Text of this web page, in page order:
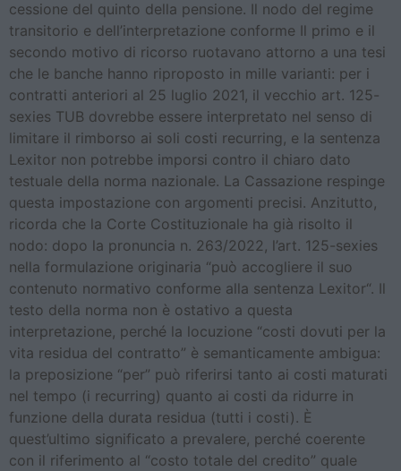
cessione del quinto della pensione. Il nodo del regime
transitorio e dell’interpretazione conforme Il primo e il
secondo motivo di ricorso ruotavano attorno a una tesi
che le banche hanno riproposto in mille varianti: per i
contratti anteriori al 25 luglio 2021, il vecchio art. 125-
sexies TUB dovrebbe essere interpretato nel senso di
limitare il rimborso ai soli costi recurring, e la sentenza
Lexitor non potrebbe imporsi contro il chiaro dato
testuale della norma nazionale. La Cassazione respinge
questa impostazione con argomenti precisi. Anzitutto,
ricorda che la Corte Costituzionale ha già risolto il
nodo: dopo la pronuncia n. 263/2022, l’art. 125-sexies
nella formulazione originaria “può accogliere il suo
contenuto normativo conforme alla sentenza Lexitor“. Il
testo della norma non è ostativo a questa
interpretazione, perché la locuzione “costi dovuti per la
vita residua del contratto” è semanticamente ambigua:
la preposizione “per” può riferirsi tanto ai costi maturati
nel tempo (i recurring) quanto ai costi da ridurre in
funzione della durata residua (tutti i costi). È
quest’ultimo significato a prevalere, perché coerente
con il riferimento al “costo totale del credito” quale